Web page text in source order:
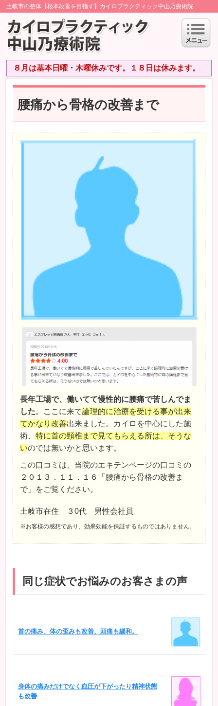
土岐市の整体【根本改善を目指す】カイロプラクティック中山乃療術院
８月は基本日曜・木曜休みです。１８日は休みます。
腰痛から骨格の改善まで
長年工場で、働いてて慢性的に腰痛で苦しんでま
した。ここに来て論理的に治療を受ける事が出来
てかなり改善出来ました。カイロを中心にした施
術、特に首の頸椎まで見てもらえる所は、そうな
いのでは無いかと思います。
この口コミは、当院のエキテンページの口コミの
２０１３．１１．１６「腰痛から骨格の改善ま
で」をご覧ください。
土岐市在住 ３0代 男性会社員
※お客様の感想であり、効果効能を保証するものではありません。
同じ症状でお悩みのお客さまの声
首の痛み、体の歪みも改善、頭痛も緩和。
身体の痛みだけでなく血圧が下がったり精神状態
も改善